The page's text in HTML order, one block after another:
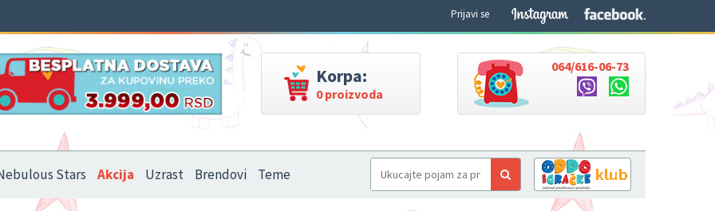
Prijavi se
Korpa:
0 proizvoda
064/616-06-73
Stars Akcija Uzrast Brendovi Teme